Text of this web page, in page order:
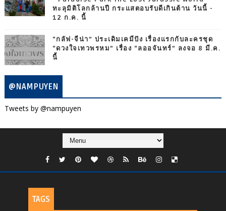
ทะลุมิติโลกล้านปี กระแสตอบรับดีเกินต้าน วันนี้ -
12 ก.ค. นี้
“กลัฟ-จีน่า” ประเดิมเคมีปัง เรื่องแรกกับละครชุด
“ดวงใจเทวพรหม” เรื่อง “ลออจันทร์” ลงจอ 8 มี.ค.
นี้
@NAMPUYEN
Tweets by @nampuyen
TAGS